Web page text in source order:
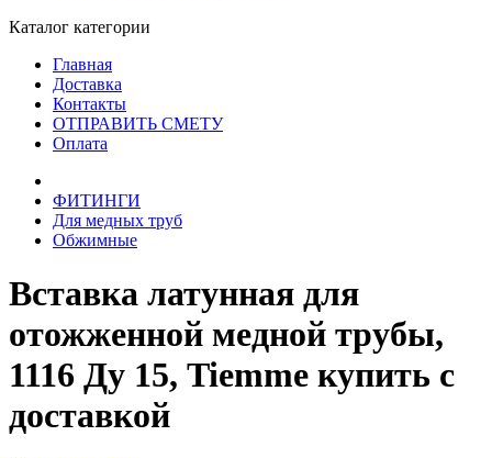
Каталог категории
Главная
Доставка
Контакты
ОТПРАВИТЬ СМЕТУ
Оплата
ФИТИНГИ
Для медных труб
Обжимные
Вставка латунная для
отожженной медной трубы,
1116 Ду 15, Tiemme купить с
доставкой